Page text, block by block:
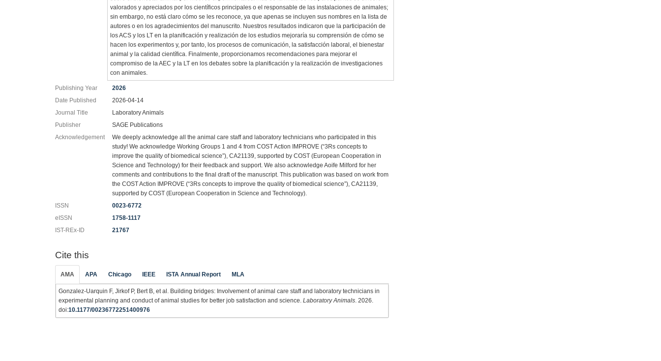
valorados y apreciados por los científicos principales o el responsable de las instalaciones de animales;
sin embargo, no está claro cómo se les reconoce, ya que apenas se incluyen sus nombres en la lista de
autores o en los agradecimientos del manuscrito. Nuestros resultados indicaron que la participación de
los ACS y los LT en la planificación y realización de los estudios mejoraría su comprensión de cómo se
hacen los experimentos y, por tanto, los procesos de comunicación, la satisfacción laboral, el bienestar
animal y la calidad científica. Finalmente, proporcionamos recomendaciones para mejorar el
compromiso de la AEC y la LT en los debates sobre la planificación y la realización de investigaciones
con animales.
Publishing Year
2026
Date Published
2026-04-14
Journal Title
Laboratory Animals
Publisher
SAGE Publications
Acknowledgement
We deeply acknowledge all the animal care staff and laboratory technicians who participated in this
study! We acknowledge Working Groups 1 and 4 from COST Action IMPROVE (“3Rs concepts to
improve the quality of biomedical science”), CA21139, supported by COST (European Cooperation in
Science and Technology) for their feedback and support. We also acknowledge Aoife Milford for her
comments and contributions to the final draft of the manuscript. This publication was based on work from
the COST Action IMPROVE (“3Rs concepts to improve the quality of biomedical science”), CA21139,
supported by COST (European Cooperation in Science and Technology).
ISSN
0023-6772
eISSN
1758-1117
IST-REx-ID
21767
Cite this
AMA APA Chicago IEEE ISTA Annual Report MLA
Gonzalez-Uarquin F, Jirkof P, Bert B, et al. Building bridges: Involvement of animal care staff and laboratory technicians in
experimental planning and conduct of animal studies for better job satisfaction and science. Laboratory Animals . 2026.
doi:10.1177/00236772251400976